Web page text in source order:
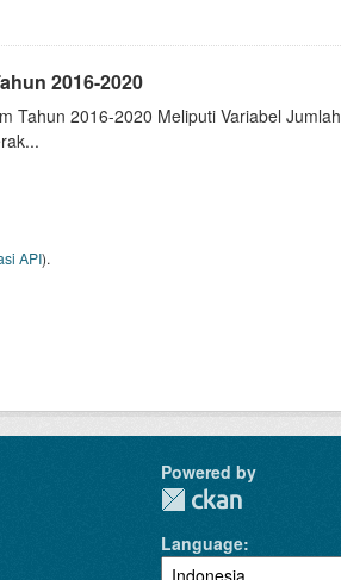
2016-2020
Tahun 2016-2020 Meliputi Variabel
API).
Powered by
Language